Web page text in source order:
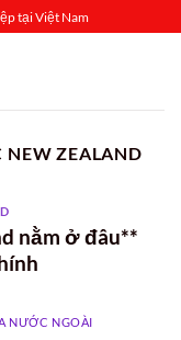
tại Việt Nam
NEW ZEALAND
nằm ở đâu**
NƯỚC NGOÀI